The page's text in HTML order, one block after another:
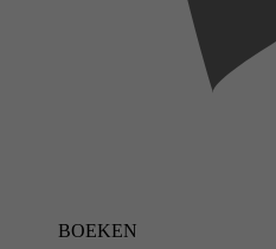
BOEKEN